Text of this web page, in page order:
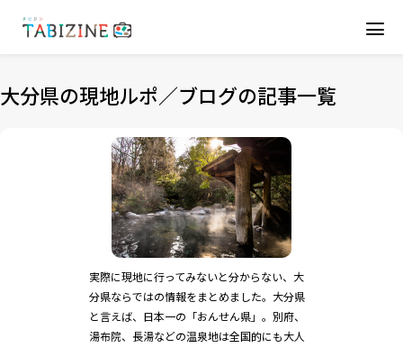
大分県の現地ルポ／ブログの記事一覧
実際に現地に行ってみないと分からない、大
分県ならではの情報をまとめました。大分県
と言えば、日本一の「おんせん県」。別府、
湯布院、長湯などの温泉地は全国的にも大人